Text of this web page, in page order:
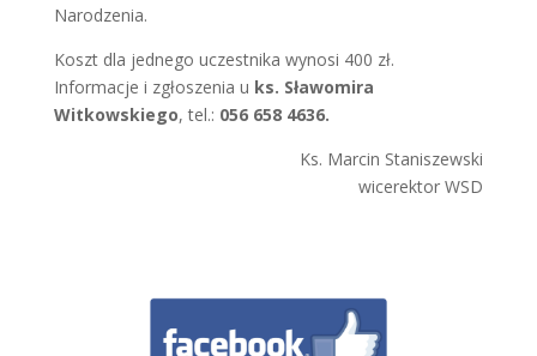
Narodzenia.
Koszt dla jednego uczestnika wynosi 400 zł.
Informacje i zgłoszenia u ks. Sławomira
Witkowskiego, tel.: 056 658 4636.
Ks. Marcin Staniszewski
wicerektor WSD